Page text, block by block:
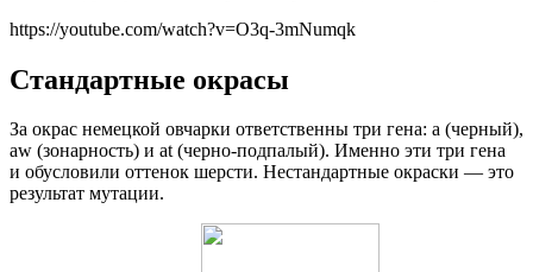
https://youtube.com/watch?v=O3q-3mNumqk
Стандартные окрасы
За окрас немецкой овчарки ответственны три гена: а (черный),
аw (зонарность) и at (черно-подпалый). Именно эти три гена
и обусловили оттенок шерсти. Нестандартные окраски — это
результат мутации.